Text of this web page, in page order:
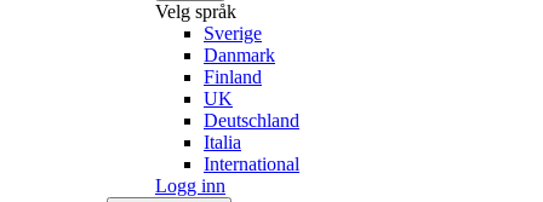
Velg språk
Sverige
Danmark
Finland
UK
Deutschland
Italia
International
Logg inn